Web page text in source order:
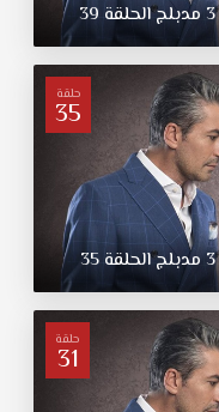
3 مدبلجالحلقة 39
حلقة
35
3 مدبلجالحلقة35
حلقة
31